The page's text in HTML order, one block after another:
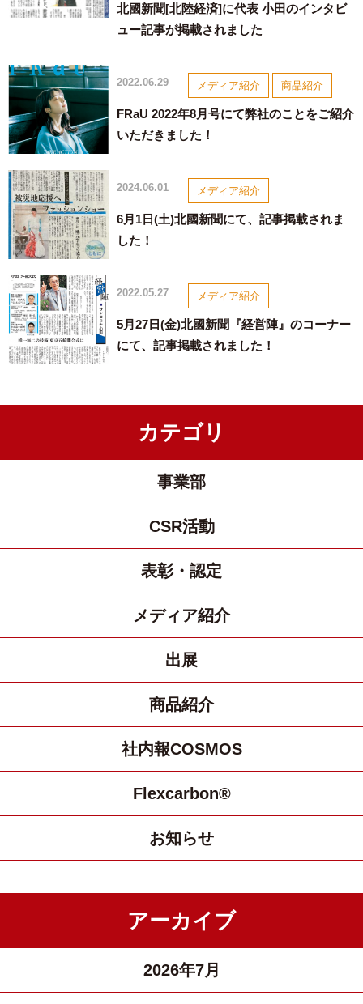
北國新聞[北陸経済]に代表 小田のインタビ
ュー記事が掲載されました
2022.06.29 メディア紹介 商品紹介
FRaU 2022年8月号にて弊社のことをご紹介
いただきました！
2024.06.01 メディア紹介
6月1日(土)北國新聞にて、記事掲載されま
した！
2022.05.27 メディア紹介
5月27日(金)北國新聞『経営陣』のコーナー
にて、記事掲載されました！
カテゴリ
事業部
CSR活動
表彰・認定
メディア紹介
出展
商品紹介
社内報COSMOS
Flexcarbon®
お知らせ
アーカイブ
2026年7月